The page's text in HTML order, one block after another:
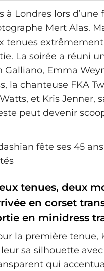
à Londres lors d’une
Mert Alas.
tenues
La soirée a réuni
Galliano, Emma
la chanteuse FKA
et Kris Jenner,
peut devenir
tenues, deux
en corset
en minidress
la première tenue,
sa silhouette
qui